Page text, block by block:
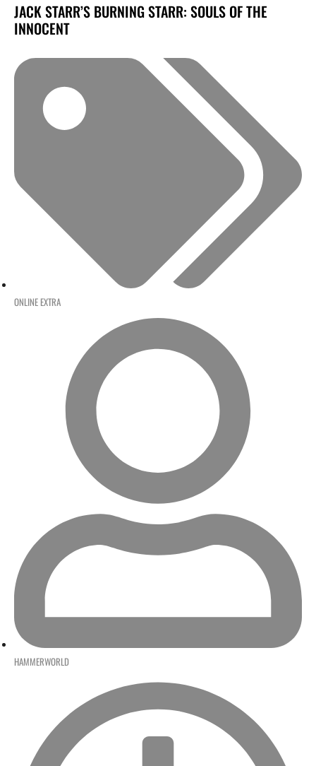
JACK STARR’S BURNING STARR: SOULS OF THE
INNOCENT
ONLINE EXTRA
HAMMERWORLD